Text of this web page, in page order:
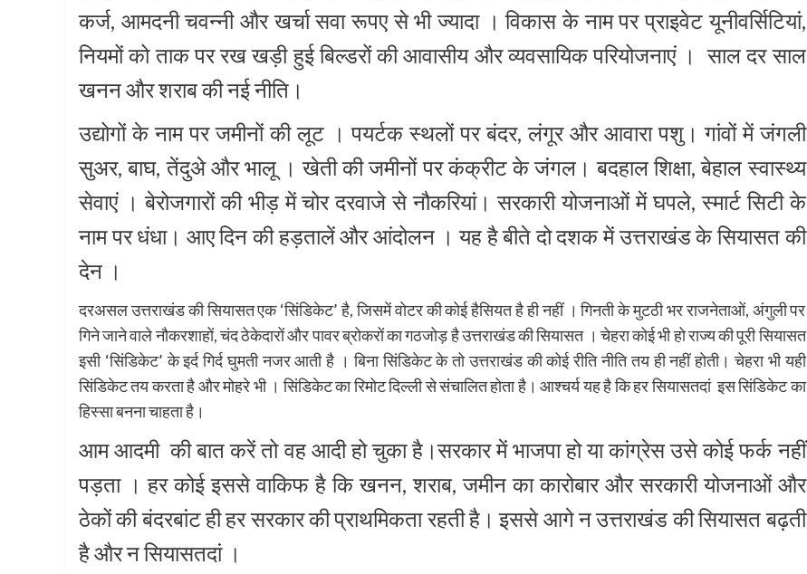
कर्ज, आमदनी चवन्नी और खर्चा सवा रूपए से भी ज्यादा । विकास के नाम पर प्राइवेट यूनीवर्सिटियां,
नियमों को ताक पर रख खड़ी हुई बिल्डरों की आवासीय और व्यवसायिक परियोजनाएं । साल दर साल
खनन और शराब की नई नीति।
उद्योगों के नाम पर जमीनों की लूट । पयर्टक स्थलों पर बंदर, लंगूर और आवारा पशु। गांवों में जंगली
सुअर, बाघ, तेंदुअे और भालू । खेती की जमीनों पर कंक्रीट के जंगल। बदहाल शिक्षा, बेहाल स्वास्थ्य
सेवाएं । बेरोजगारों की भीड़ में चोर दरवाजे से नौकरियां। सरकारी योजनाओं में घपले, स्मार्ट सिटी के
नाम पर धंधा। आए दिन की हड़तालें और आंदोलन । यह है बीते दो दशक में उत्तराखंड के सियासत की
देन ।
दरअसल उत्तराखंड की सियासत एक ‘सिंडिकेट’ है, जिसमें वोटर की कोई हैसियत है ही नहीं । गिनती के मुटठी भर राजनेताओं, अंगुली पर
गिने जाने वाले नौकरशाहों, चंद ठेकेदारों और पावर ब्रोकरों का गठजोड़ है उत्तराखंड की सियासत । चेहरा कोई भी हो राज्य की पूरी सियासत
इसी ‘सिंडिकेट’ के इर्द गिर्द घुमती नजर आती है । बिना सिंडिकेट के तो उत्तराखंड की कोई रीति नीति तय ही नहीं होती। चेहरा भी यही
सिंडिकेट तय करता है और मोहरे भी । सिंडिकेट का रिमोट दिल्ली से संचालित होता है। आश्चर्य यह है कि हर सियासतदां इस सिंडिकेट का
हिस्सा बनना चाहता है।
आम आदमी की बात करें तो वह आदी हो चुका है।सरकार में भाजपा हो या कांग्रेस उसे कोई फर्क नहीं
पड़ता । हर कोई इससे वाकिफ है कि खनन, शराब, जमीन का कारोबार और सरकारी योजनाओं और
ठेकों की बंदरबांट ही हर सरकार की प्राथमिकता रहती है। इससे आगे न उत्तराखंड की सियासत बढ़ती
है और न सियासतदां ।